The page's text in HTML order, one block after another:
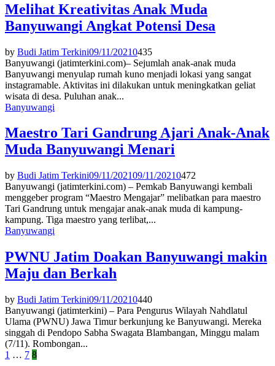
Melihat Kreativitas Anak Muda
Banyuwangi Angkat Potensi Desa
by Budi Jatim Terkini09/11/20210435
Banyuwangi (jatimterkini.com)– Sejumlah anak-anak muda
Banyuwangi menyulap rumah kuno menjadi lokasi yang sangat
instagramable. Aktivitas ini dilakukan untuk meningkatkan geliat
wisata di desa. Puluhan anak...
Banyuwangi
Maestro Tari Gandrung Ajari Anak-Anak
Muda Banyuwangi Menari
by Budi Jatim Terkini09/11/202109/11/20210472
Banyuwangi (jatimterkini.com) – Pemkab Banyuwangi kembali
menggeber program “Maestro Mengajar” melibatkan para maestro
Tari Gandrung untuk mengajar anak-anak muda di kampung-
kampung. Tiga maestro yang terlibat,...
Banyuwangi
PWNU Jatim Doakan Banyuwangi makin
Maju dan Berkah
by Budi Jatim Terkini09/11/20210440
Banyuwangi (jatimterkini) – Para Pengurus Wilayah Nahdlatul
Ulama (PWNU) Jawa Timur berkunjung ke Banyuwangi. Mereka
singgah di Pendopo Sabha Swagata Blambangan, Minggu malam
(7/11). Rombongan...
Paginasi
1 … 7 8